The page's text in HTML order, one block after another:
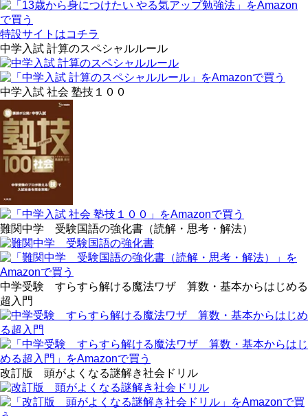
特設サイトはコチラ
中学入試 計算のスペシャルルール
中学入試 社会 塾技１００
難関中学 受験国語の強化書（読解・思考・解法）
中学受験 すらすら解ける魔法ワザ 算数・基本からはじめる
超入門
改訂版 頭がよくなる謎解き社会ドリル